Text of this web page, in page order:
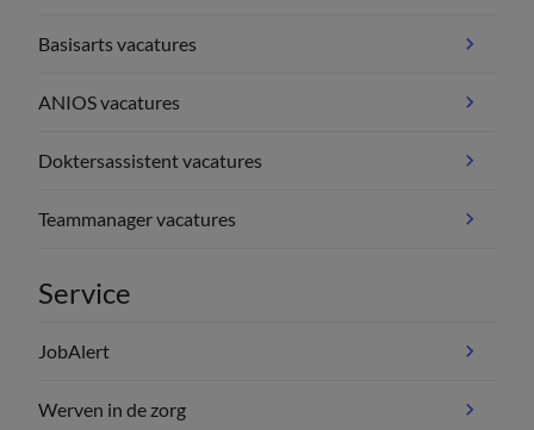
Basisarts vacatures
ANIOS vacatures
Doktersassistent vacatures
Teammanager vacatures
Service
JobAlert
Werven in de zorg